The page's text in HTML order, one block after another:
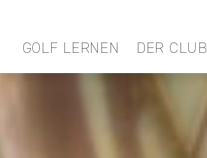
GOLF LERNEN DER CLUB
Video Player